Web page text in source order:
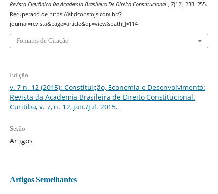
Revista Eletrônica Da Academia Brasileira De Direito Constitucional
7(12), 233–255.
Recuperado de https://abdconstojs.com.br/?
journal=revista&page=article&op=view&path[]=114
Fomatos de Citação
Edição
v. 7 n. 12 (2015): Constituição, Economia e Desenvolvimento:
Revista da Academia Brasileira de Direito Constitucional.
Curitiba, v. 7, n. 12, jan./jul. 2015.
Seção
Artigos
Artigos Semelhantes